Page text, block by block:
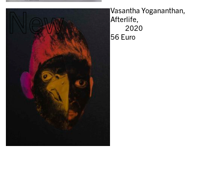
New
Vasantha Yogananthan,
Afterlife,
2020
56 Euro